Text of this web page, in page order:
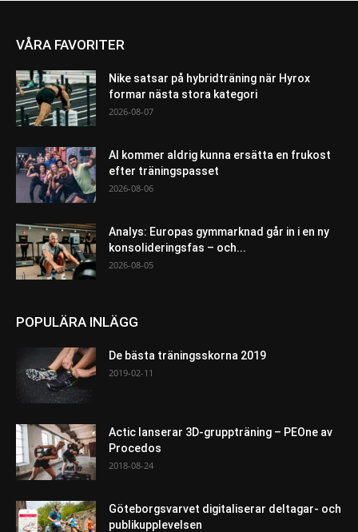
VÅRA FAVORITER
Nike satsar på hybridträning när Hyrox
formar nästa stora kategori
2026-08-07
AI kommer aldrig kunna ersätta en frukost
efter träningspasset
2026-08-06
Analys: Europas gymmarknad går in i en ny
konsolideringsfas – och...
2026-08-05
POPULÄRA INLÄGG
De bästa träningsskorna 2019
2019-02-11
Actic lanserar 3D-gruppträning – PEOne av
Procedos
2018-08-24
Göteborgsvarvet digitaliserar deltagar- och
publikupplevelsen